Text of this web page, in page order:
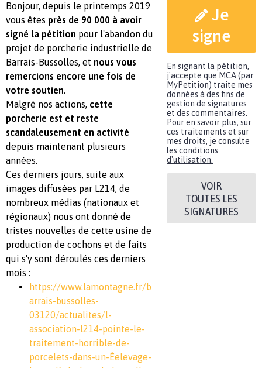
Bonjour, depuis le printemps 2019
vous êtes près de 90 000 à avoir
signé la pétition pour l'abandon du
projet de porcherie industrielle de
Barrais-Bussolles, et nous vous
remercions encore une fois de
votre soutien.
Malgré nos actions, cette
porcherie est et reste
scandaleusement en activité
depuis maintenant plusieurs
années.
Ces derniers jours, suite aux
images diffusées par L214, de
nombreux médias (nationaux et
régionaux) nous ont donné de
tristes nouvelles de cette usine de
production de cochons et de faits
qui s'y sont déroulés ces derniers
mois :
https://www.lamontagne.fr/b
arrais-bussolles-
03120/actualites/l-
association-l214-pointe-le-
traitement-horrible-de-
porcelets-dans-un-Éelevage-
Je
signe
En signant la pétition,
j'accepte que MCA (par
MyPetition) traite mes
données à des fins de
gestion de signatures
et des commentaires.
Pour en savoir plus, sur
ces traitements et sur
mes droits, je consulte
les conditions
d'utilisation.
VOIR
TOUTES LES
SIGNATURES